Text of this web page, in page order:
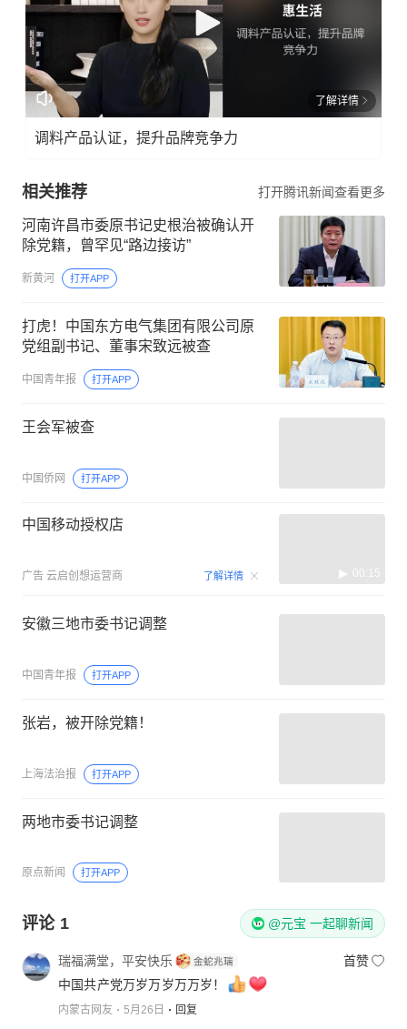
了解详情
调料产品认证，提升品牌竞争力
相关推荐 打开腾讯新闻查看更多
河南许昌市委原书记史根治被确认开
除党籍，曾罕见“路边接访”
新黄河 打开APP
打虎！中国东方电气集团有限公司原
党组副书记、董事宋致远被查
中国青年报 打开APP
王会军被查
中国侨网 打开APP
中国移动授权店
广告 云启创想运营商 了解详情 00:15
安徽三地市委书记调整
中国青年报 打开APP
张岩，被开除党籍！
上海法治报 打开APP
两地市委书记调整
原点新闻 打开APP
评论 1 @元宝 一起聊新闻
瑞福满堂，平安快乐
首赞
中国共产党万岁万岁万万岁！
内蒙古网友 5月26日 回复